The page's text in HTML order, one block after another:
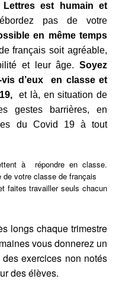
est humain et
pas de votre
en même temps
français soit agréable,
et leur âge. Soyez
d’eux en classe et
et là, en situation de
gestes barrières, en
du Covid 19 à tout
à répondre en classe.
votre classe de français
faites travailler seuls chacun
longs chaque trimestre
vous donnerez un
exercices non notés
des élèves.